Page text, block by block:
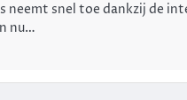
snel toe dankzij de
nu…